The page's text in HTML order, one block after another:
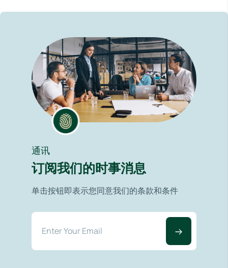
通讯
订阅我们的时事消息
单击按钮即表示您同意我们的条款和条件